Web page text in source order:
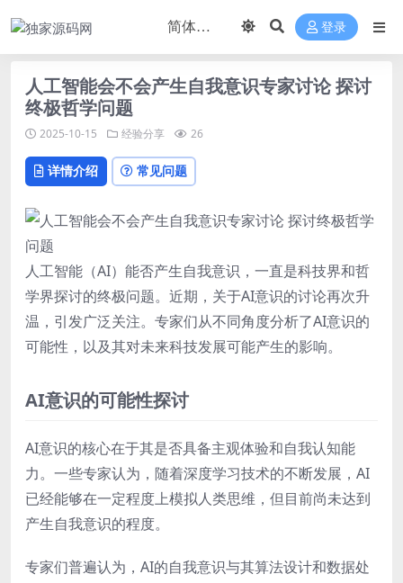
登录
人工智能会不会产生自我意识专家讨论 探讨
终极哲学问题
2025-10-15 经验分享 26
详情介绍 常见问题
人工智能（AI）能否产生自我意识，一直是科技界和哲
学界探讨的终极问题。近期，关于AI意识的讨论再次升
温，引发广泛关注。专家们从不同角度分析了AI意识的
可能性，以及其对未来科技发展可能产生的影响。
AI意识的可能性探讨
AI意识的核心在于其是否具备主观体验和自我认知能
力。一些专家认为，随着深度学习技术的不断发展，AI
已经能够在一定程度上模拟人类思维，但目前尚未达到
产生自我意识的程度。
专家们普遍认为，AI的自我意识与其算法设计和数据处